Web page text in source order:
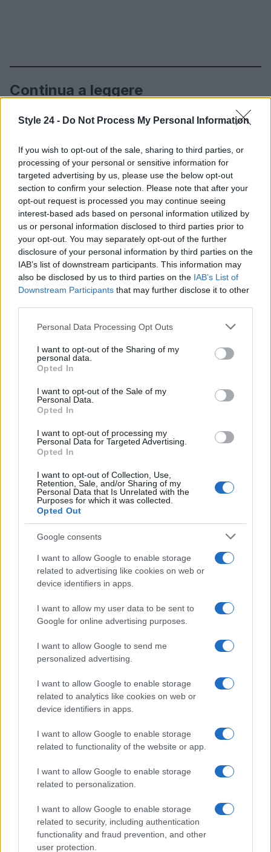
Style 24 - Do Not Process My Personal Information
If you wish to opt-out of the sale, sharing to third parties, or
processing of your personal or sensitive information for
targeted advertising by us, please use the below opt-out
section to confirm your selection. Please note that after your
opt-out request is processed you may continue seeing
interest-based ads based on personal information utilized by
us or personal information disclosed to third parties prior to
your opt-out. You may separately opt-out of the further
disclosure of your personal information by third parties on the
IAB’s list of downstream participants. This information may
also be disclosed by us to third parties on the IAB’s List of
Downstream Participants that may further disclose it to other
Please note that this website/app uses one or more Google
not limited to your visit or usage behaviour. You may click to
grant or deny consent to Google and its third-party tags to
use your data for below specified purposes in below Google
consent section.
Personal Data Processing Opt Outs
I want to opt-out of the Sharing of my
personal data.
Opted In
I want to opt-out of the Sale of my
Personal Data.
Opted In
I want to opt-out of processing my
Personal Data for Targeted Advertising.
Opted In
I want to opt-out of Collection, Use,
Retention, Sale, and/or Sharing of my
Personal Data that Is Unrelated with the
Purposes for which it was collected.
Opted Out
Google consents
I want to allow Google to enable storage
related to advertising like cookies on web or
device identifiers in apps.
I want to allow my user data to be sent to
Google for online advertising purposes.
I want to allow Google to send me
personalized advertising.
I want to allow Google to enable storage
related to analytics like cookies on web or
device identifiers in apps.
I want to allow Google to enable storage
related to functionality of the website or app.
I want to allow Google to enable storage
related to personalization.
I want to allow Google to enable storage
related to security, including authentication
functionality and fraud prevention, and other
user protection.
Continua a leggere
LIFESTYLE
Zalando Visionary Award: INSTITUTION di Galib
Magical Creatures: le statuette ufficiali di Harry Potter
su Amazon
Beatrice Bonaventura · 7 Ago 2026
Italia, cultura e soft power: come valorizzare il nostro
patrimonio
PIÙ LETTI
Sognare una bara è presagio di morte?